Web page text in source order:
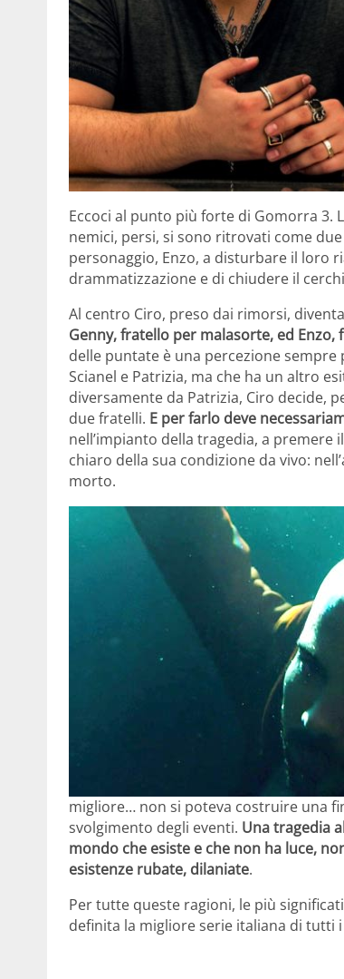
Eccoci al punto più forte di Gomorra 3.
nemici, persi, si sono ritrovati come
personaggio, Enzo, a disturbare il loro
drammatizzazione e di chiudere il
Al centro Ciro, preso dai rimorsi,
Genny, fratello per malasorte, ed Enzo,
delle puntate è una percezione sempre
Scianel e Patrizia, ma che ha un altro
diversamente da Patrizia, Ciro decide,
due fratelli. E per farlo deve
nell’impianto della tragedia, a premere
chiaro della sua condizione da vivo:
morto.
migliore… non si poteva costruire una
svolgimento degli eventi. Una tragedia
mondo che esiste e che non ha luce,
esistenze rubate, dilaniate.
Per tutte queste ragioni, le più
definita la migliore serie italiana di tutti